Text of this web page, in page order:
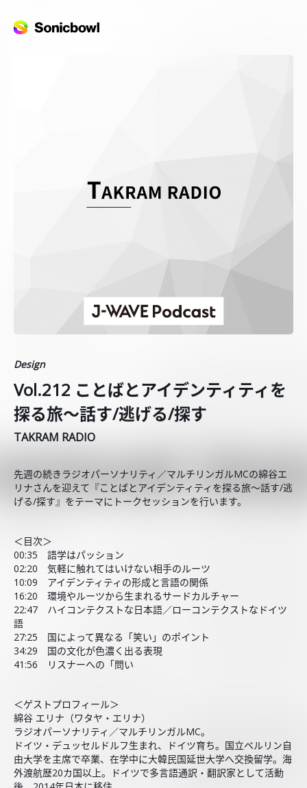
Design
Vol.212 ことばとアイデンティティを
探る旅〜話す/逃げる/探す
TAKRAM RADIO
先週の続きラジオパーソナリティ／マルチリンガルMCの綿谷エ
リナさんを迎えて『ことばとアイデンティティを探る旅〜話す/逃
げる/探す』をテーマにトークセッションを行います。
＜目次＞
00:35 語学はパッション
02:20 気軽に触れてはいけない相手のルーツ
10:09 アイデンティティの形成と言語の関係
16:20 環境やルーツから生まれるサードカルチャー
22:47 ハイコンテクストな日本語／ローコンテクストなドイツ
語
27:25 国によって異なる「笑い」のポイント
34:29 国の文化が色濃く出る表現
41:56 リスナーへの「問い
＜ゲストプロフィール＞
綿谷 エリナ（ワタヤ・エリナ）
ラジオパーソナリティ／マルチリンガルMC。
ドイツ・デュッセルドルフ生まれ、ドイツ育ち。国立ベルリン自
由大学を主席で卒業、在学中に大韓民国延世大学へ交換留学。海
外渡航歴20カ国以上。ドイツで多言語通訳・翻訳家として活動